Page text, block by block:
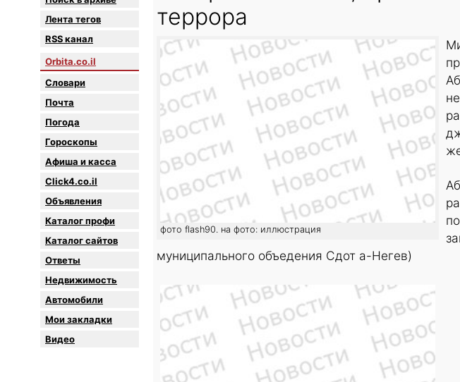
Лента тегов
RSS канал
Orbita.co.il
Словари
Почта
Погода
Гороскопы
Афиша и касса
Click4.co.il
Объявления
Каталог профи
Каталог сайтов
Oтветы
Недвижимость
Автомобили
Мои закладки
Видео
террора
фото flash90. на фото: иллюстрация
муниципального объедения Сдот а-Негев)